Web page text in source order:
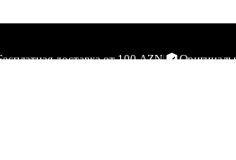
доставка от 100 AZN|